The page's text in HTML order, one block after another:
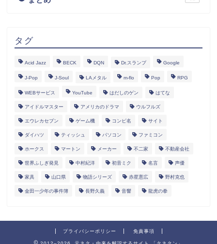
タグ
Acid Jazz BECK DQN Dr.スランプ Google
J-Pop J-Soul LAメタル m-flo Pop RPG
WEBサービス YouTube はだしのゲン はてな
アイドルマスター アメリカのドラマ ウルフルズ
エウレカセブン ゲーム機 コンピ名 サイト
ダイハツ ティッシュ パソコン ファミコン
ホークス マートン メーカー 不二家 不動産会社
世界ふしぎ発見 中村紀洋 初音ミク 名言 声優
家具 山口県 物語シリーズ 赤星憲広 野村克也
金田一少年の事件簿 長野久義 音響 龍虎の拳
プライバシーポリシー 免責事項